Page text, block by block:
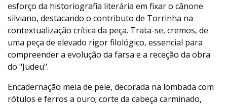
esforço da historiografia literária em fixar o cânone
silviano, destacando o contributo de Torrinha na
contextualização crítica da peça. Trata-se, cremos, de
uma peça de elevado rigor filológico, essencial para
compreender a evolução da farsa e a receção da obra
do "Judeu".
Encadernação meia de pele, decorada na lombada com
rótulos e ferros a ouro; corte da cabeça carminado,